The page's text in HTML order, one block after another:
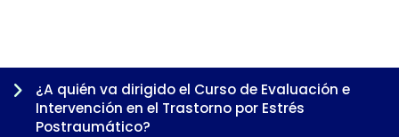
¿A quién va dirigido el Curso de Evaluación e
Intervención en el Trastorno por Estrés
Postraumático?